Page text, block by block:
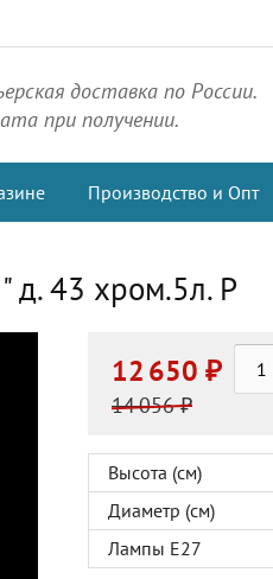
доставка по России.
при получении.
Производство и Опт
д. 43 хром.5л. Р
12 650 ₽
14 056 ₽
Высота (см)
Диаметр (см)
Лампы Е27